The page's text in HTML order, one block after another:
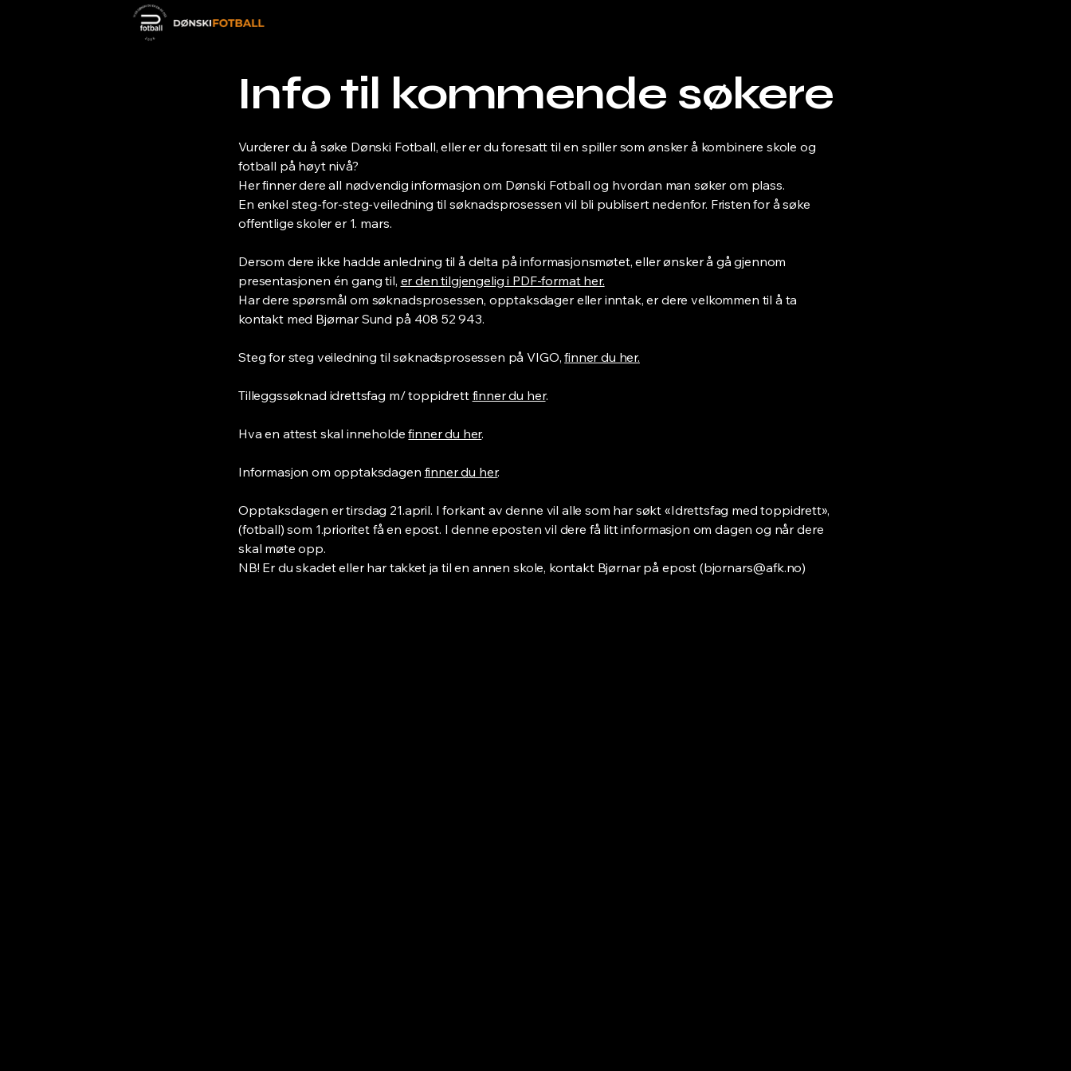
Info til kommende søkere
Vurderer du å søke Dønski Fotball, eller er du foresatt til en spiller som ønsker å kombinere skole og
fotball på høyt nivå?
Her finner dere all nødvendig informasjon om Dønski Fotball og hvordan man søker om plass.
En enkel steg-for-steg-veiledning til søknadsprosessen vil bli publisert nedenfor. Fristen for å søke
offentlige skoler er 1. mars.
Dersom dere ikke hadde anledning til å delta på informasjonsmøtet, eller ønsker å gå gjennom
presentasjonen én gang til, er den tilgjengelig i PDF-format her.
Har dere spørsmål om søknadsprosessen, opptaksdager eller inntak, er dere velkommen til å ta
kontakt med Bjørnar Sund på 408 52 943.
Steg for steg veiledning til søknadsprosessen på VIGO,finner du her.
Tilleggssøknad idrettsfag m/ toppidrett finner du her.
Hva en attest skal inneholdefinner du her.
Informasjon om opptaksdagen finner du her.
Opptaksdagen er tirsdag 21.april. I forkant av denne vil alle som har søkt «Idrettsfag med toppidrett»,
(fotball) som 1.prioritet få en epost. I denne eposten vil dere få litt informasjon om dagen og når dere
skal møte opp.
NB! Er du skadet eller har takket ja til en annen skole, kontakt Bjørnar på epost (bjornars@afk.no)